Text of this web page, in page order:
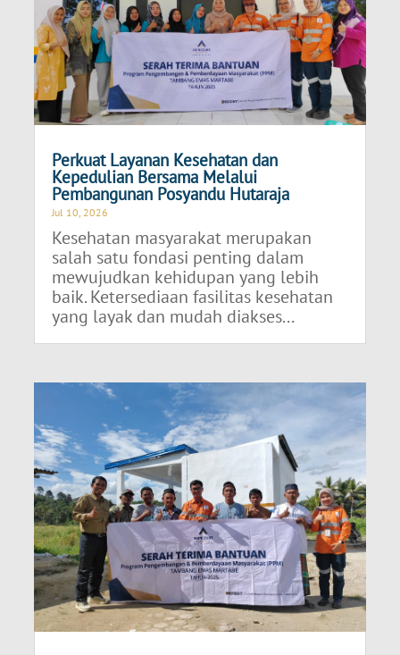
Perkuat Layanan Kesehatan dan
Kepedulian Bersama Melalui
Pembangunan Posyandu Hutaraja
Jul 10, 2026
Kesehatan masyarakat merupakan
salah satu fondasi penting dalam
mewujudkan kehidupan yang lebih
baik. Ketersediaan fasilitas kesehatan
yang layak dan mudah diakses...